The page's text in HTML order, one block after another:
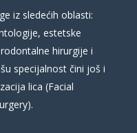
iz sledećih oblasti:
estetske
hirurgije i
specijalnost čini još i
lica (Facial